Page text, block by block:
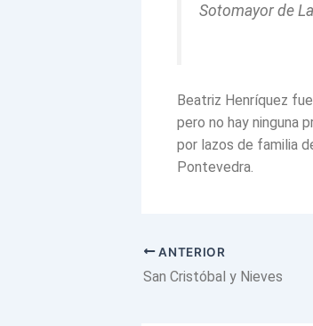
Sotomayor de
Beatriz Henríquez
pero no hay ninguna
por lazos de familia
Pontevedra.
ANTERIOR
San Cristóbal y Nieves